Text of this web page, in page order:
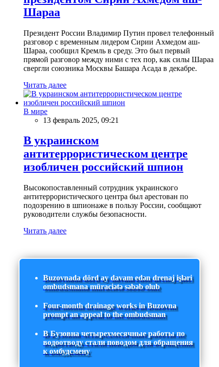
Шараа
Президент России Владимир Путин провел телефонный
разговор с временным лидером Сирии Ахмедом аш-
Шараа, сообщил Кремль в среду. Это был первый
прямой разговор между ними с тех пор, как силы Шараа
свергли союзника Москвы Башара Асада в декабре.
Читать далее
В мире
13 февраль 2025, 09:21
В украинском
антитеррористическом центре
изобличен российский шпион
Высокопоставленный сотрудник украинского
антитеррористического центра был арестован по
подозрению в шпионаже в пользу России, сообщают
руководители службы безопасности.
Читать далее
Buzovnada dörd ay davam edən drenaj işləri
ombudsmana müraciətə səbəb olub
Four-month drainage works in Buzovna
prompt an appeal to the ombudsman
В Бузовна четырехмесячные работы по
водоотводу стали поводом для обращения
к омбудсмену